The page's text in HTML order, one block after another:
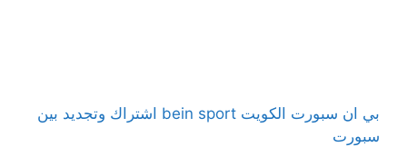
بي ان سبورت الكويت bein sport اشتراك وتجديد بين
سبورت